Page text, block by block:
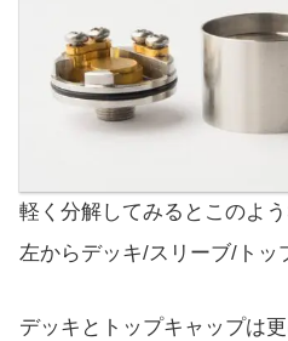
軽く分解してみるとこのよ
左からデッキ/スリーブ/トッ
デッキとトップキャップは更